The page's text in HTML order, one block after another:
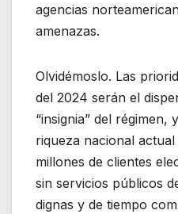
agencias
amenazas.
Olvidémoslo. Las
del 2024 serán el
“insignia” del régimen,
riqueza nacional
millones de clientes
sin servicios públicos
dignas y de tiempo